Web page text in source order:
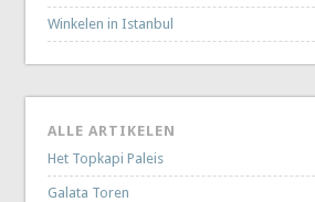
Winkelen in Istanbul
ALLE ARTIKELEN
Het Topkapi Paleis
Galata Toren